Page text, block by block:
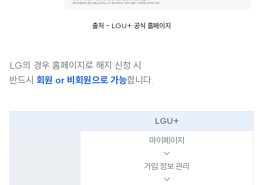
출처 - LGU+ 공식 홈페이지
LG의 경우 홈페이지로 해지 신청 시
반드시 회원 or 비회원으로 가능합니다.
LGU+
마이페이지
↓
가입 정보 관리
↓